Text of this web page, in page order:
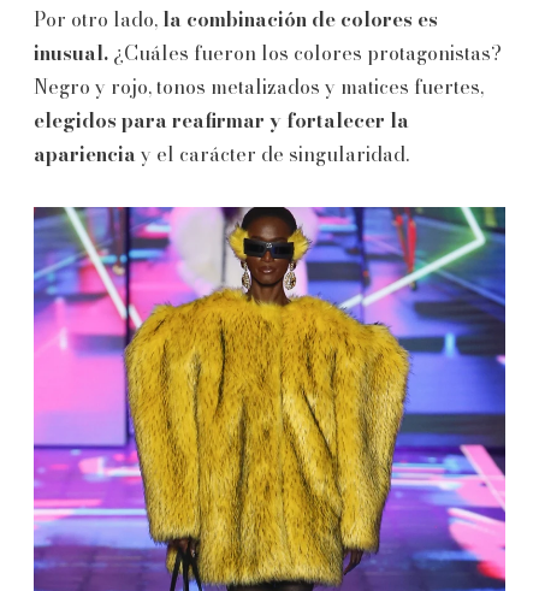
Por otro lado, la combinación de colores es
inusual. ¿Cuáles fueron los colores protagonistas?
Negro y rojo, tonos metalizados y matices fuertes,
elegidos para reafirmar y fortalecer la
aparienciay el carácter de singularidad.